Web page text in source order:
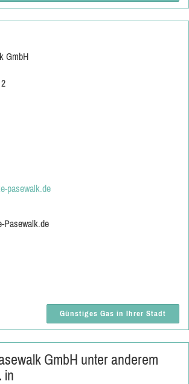
GmbH
pasewalk.de
Pasewalk.de
Günstiges Gas in Ihrer Stadt
GmbH unter anderem
in